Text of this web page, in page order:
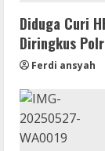
Diduga Curi
Diringkus
Ferdi ansyah